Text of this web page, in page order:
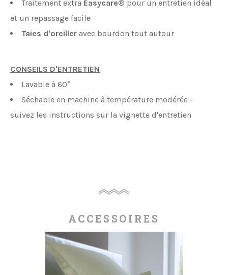
Traitement extra Easycare® pour un entretien idéal
et un repassage facile
Taies d'oreiller avec bourdon tout autour
CONSEILS D'ENTRETIEN
Lavable à 60°
Séchable en machine à température modérée -
suivez les instructions sur la vignette d'entretien
ACCESSOIRES